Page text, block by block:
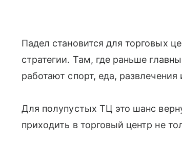
Падел становится для торговых
стратегии. Там, где раньше
работают спорт, еда, развлечения
Для полупустых ТЦ это шанс
приходить в торговый центр не